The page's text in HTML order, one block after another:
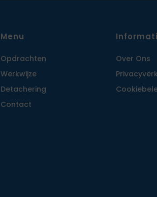
Menu
Opdrachten
Werkwijze
Detachering
Contact
Over Ons